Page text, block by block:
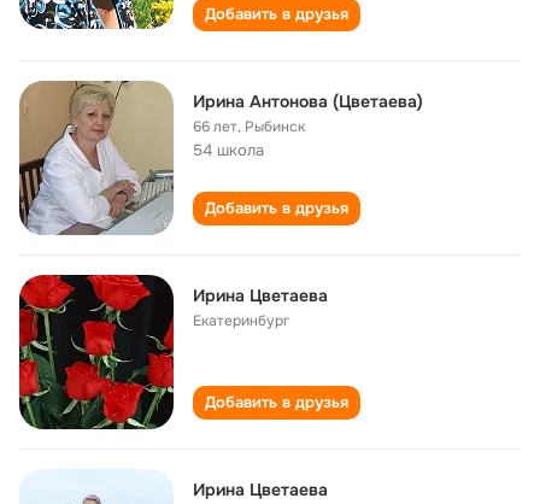
Добавить в друзья
Ирина Антонова (Цветаева)
66 лет, Рыбинск
54 школа
Добавить в друзья
Ирина Цветаева
Екатеринбург
Добавить в друзья
Ирина Цветаева